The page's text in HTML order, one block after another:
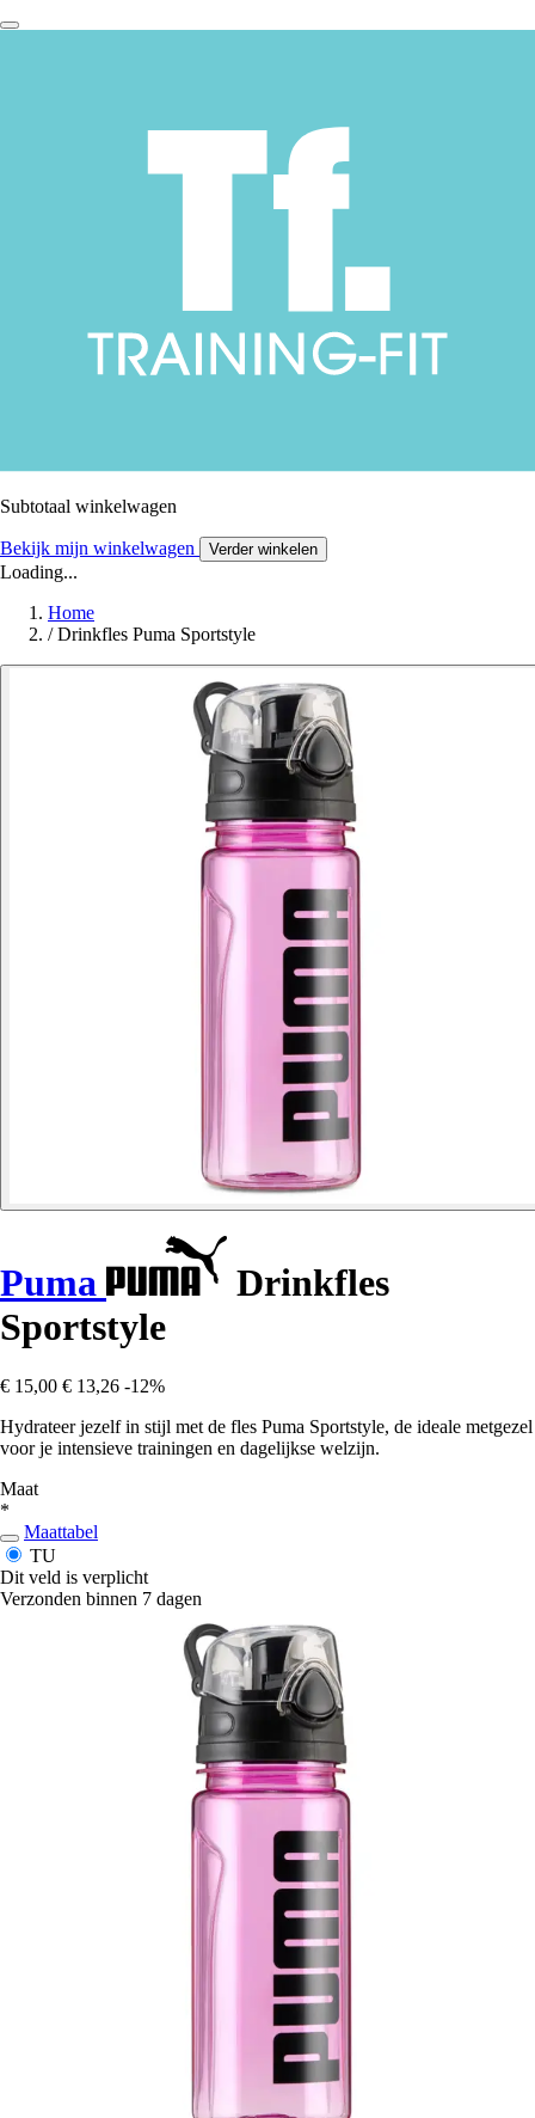
Subtotaal winkelwagen
Bekijk mijn winkelwagen Verder winkelen
Loading...
Home
/ Drinkfles Puma Sportstyle
Puma
Drinkfles
Sportstyle
€ 15,00 € 13,26 -12%
Hydrateer jezelf in stijl met de fles Puma Sportstyle, de ideale metgezel
voor je intensieve trainingen en dagelijkse welzijn.
Maat
*
Maattabel
TU
Dit veld is verplicht
Verzonden binnen 7 dagen